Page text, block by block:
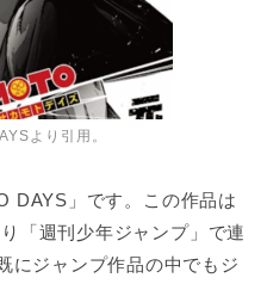
より引用。
DAYS」です。この作品は
「週刊少年ジャンプ」で連
にジャンプ作品の中でもジ